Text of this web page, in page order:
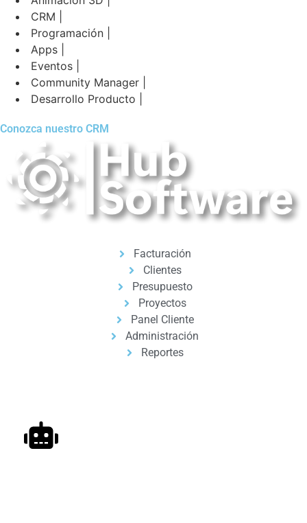
CRM |
Programación |
Apps |
Eventos |
Community Manager |
Desarrollo Producto |
Conozca nuestro CRM
Facturación
Clientes
Presupuesto
Proyectos
Panel Cliente
Administración
Reportes